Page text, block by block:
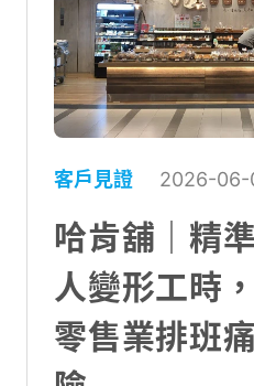
客戶見證 2026-06-
哈肯舖｜精
人變形工時
零售業排班